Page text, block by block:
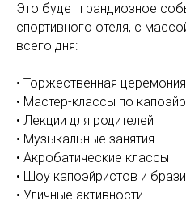
Это будет грандиозное
спортивного отеля, с
всего дня:
•⁠ ⁠Торжественная
•⁠ ⁠Мастер-классы по
•⁠ ⁠Лекции для родителей
•⁠ ⁠Музыкальные занятия
•⁠ ⁠Акробатические классы
•⁠ ⁠Шоу капоэйристов и
•⁠ ⁠Уличные активности